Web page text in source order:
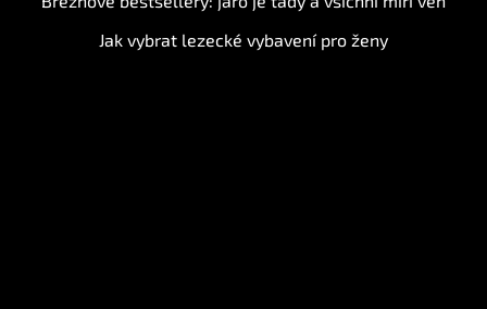
Jak vybrat lezecké vybavení pro ženy